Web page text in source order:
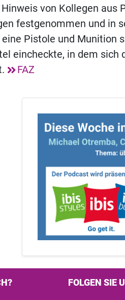
von Kollegen aus
festgenommen und in
Pistole und Munition
eincheckte, in dem sich
FAZ
FOLGEN SIE